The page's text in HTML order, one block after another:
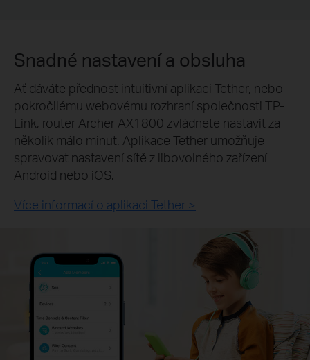
Snadné nastavení a obsluha
Ať dáváte přednost intuitivní aplikaci Tether, nebo
pokročilému webovému rozhraní společnosti TP-
Link, router Archer AX1800 zvládnete nastavit za
několik málo minut. Aplikace Tether umožňuje
spravovat nastavení sítě z libovolného zařízení
Android nebo iOS.
Více informací o aplikaci Tether >